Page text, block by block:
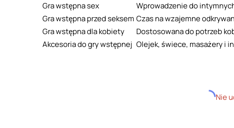
Gra wstępna sex
Wprowadzenie do
Gra wstępna przed seksem Czas na wzajemne
Gra wstępna dla kobiety
Dostosowana do potrzeb
Akcesoria do gry wstępnej Olejek, świece, masażery i
Nie